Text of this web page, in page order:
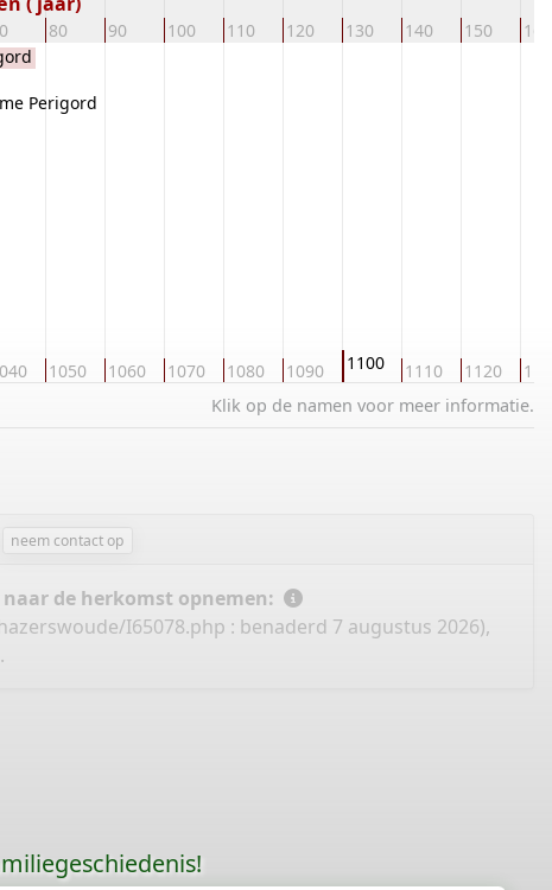
80 90 100 110 120 130 140 150 160
1050 1060 1070 1080 1090 1100 1110 1120
Perigord
Klik op de namen voor meer informatie.
neem contact op
de herkomst opnemen:
I65078.php : benaderd 7 augustus 2026),